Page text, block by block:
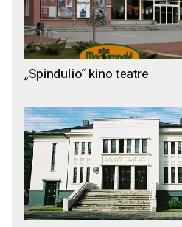
„Spindulio“ kino teatre